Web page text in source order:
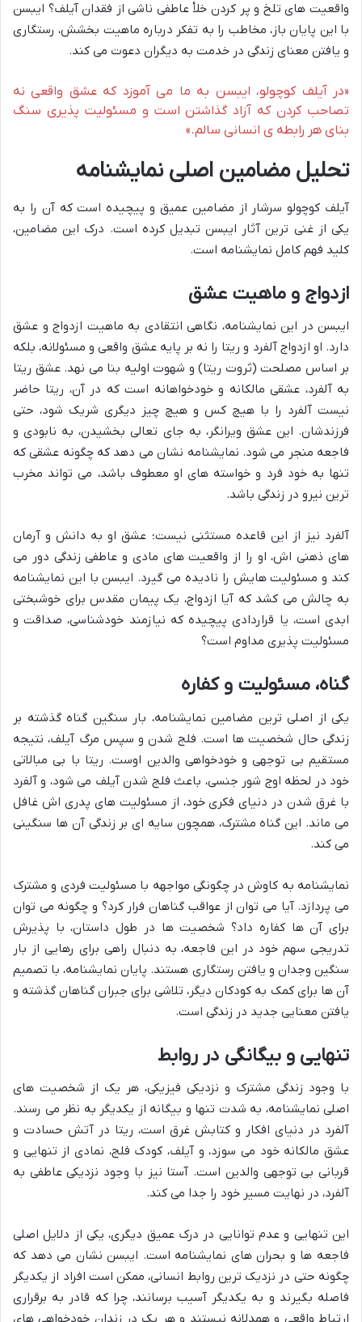
واقعیت های تلخ و پر کردن خلأ عاطفی ناشی از فقدان آیلف؟ ایبسن
با این پایان باز، مخاطب را به تفکر درباره ماهیت بخشش، رستگاری
و یافتن معنای زندگی در خدمت به دیگران دعوت می کند.
«در آیلف کوچولو، ایبسن به ما می آموزد که عشق واقعی نه
تصاحب کردن که آزاد گذاشتن است و مسئولیت پذیری سنگ
بنای هر رابطه ی انسانی سالم.»
تحلیل مضامین اصلی نمایشنامه
آیلف کوچولو سرشار از مضامین عمیق و پیچیده است که آن را به
یکی از غنی ترین آثار ایبسن تبدیل کرده است. درک این مضامین،
کلید فهم کامل نمایشنامه است.
ازدواج و ماهیت عشق
ایبسن در این نمایشنامه، نگاهی انتقادی به ماهیت ازدواج و عشق
دارد. او ازدواج آلفرد و ریتا را نه بر پایه عشق واقعی و مسئولانه، بلکه
بر اساس مصلحت (ثروت ریتا) و شهوت اولیه بنا می نهد. عشق ریتا
به آلفرد، عشقی مالکانه و خودخواهانه است که در آن، ریتا حاضر
نیست آلفرد را با هیچ کس و هیچ چیز دیگری شریک شود، حتی
فرزندشان. این عشق ویرانگر، به جای تعالی بخشیدن، به نابودی و
فاجعه منجر می شود. نمایشنامه نشان می دهد که چگونه عشقی که
تنها به خود فرد و خواسته های او معطوف باشد، می تواند مخرب
ترین نیرو در زندگی باشد.
آلفرد نیز از این قاعده مستثنی نیست؛ عشق او به دانش و آرمان
های ذهنی اش، او را از واقعیت های مادی و عاطفی زندگی دور می
کند و مسئولیت هایش را نادیده می گیرد. ایبسن با این نمایشنامه
به چالش می کشد که آیا ازدواج، یک پیمان مقدس برای خوشبختی
ابدی است، یا قراردادی پیچیده که نیازمند خودشناسی، صداقت و
مسئولیت پذیری مداوم است؟
گناه، مسئولیت و کفاره
یکی از اصلی ترین مضامین نمایشنامه، بار سنگین گناه گذشته بر
زندگی حال شخصیت ها است. فلج شدن و سپس مرگ آیلف، نتیجه
مستقیم بی توجهی و خودخواهی والدین اوست. ریتا با بی مبالاتی
خود در لحظه اوج شور جنسی، باعث فلج شدن آیلف می شود، و آلفرد
با غرق شدن در دنیای فکری خود، از مسئولیت های پدری اش غافل
می ماند. این گناه مشترک، همچون سایه ای بر زندگی آن ها سنگینی
می کند.
نمایشنامه به کاوش در چگونگی مواجهه با مسئولیت فردی و مشترک
می پردازد. آیا می توان از عواقب گناهان فرار کرد؟ و چگونه می توان
برای آن ها کفاره داد؟ شخصیت ها در طول داستان، با پذیرش
تدریجی سهم خود در این فاجعه، به دنبال راهی برای رهایی از بار
سنگین وجدان و یافتن رستگاری هستند. پایان نمایشنامه، با تصمیم
آن ها برای کمک به کودکان دیگر، تلاشی برای جبران گناهان گذشته و
یافتن معنایی جدید در زندگی است.
تنهایی و بیگانگی در روابط
با وجود زندگی مشترک و نزدیکی فیزیکی، هر یک از شخصیت های
اصلی نمایشنامه، به شدت تنها و بیگانه از یکدیگر به نظر می رسند.
آلفرد در دنیای افکار و کتابش غرق است، ریتا در آتش حسادت و
عشق مالکانه خود می سوزد، و آیلف، کودک فلج، نمادی از تنهایی و
قربانی بی توجهی والدین است. آستا نیز با وجود نزدیکی عاطفی به
آلفرد، در نهایت مسیر خود را جدا می کند.
این تنهایی و عدم توانایی در درک عمیق دیگری، یکی از دلایل اصلی
فاجعه ها و بحران های نمایشنامه است. ایبسن نشان می دهد که
چگونه حتی در نزدیک ترین روابط انسانی، ممکن است افراد از یکدیگر
فاصله بگیرند و به یکدیگر آسیب برسانند، چرا که قادر به برقراری